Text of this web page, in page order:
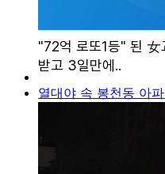
열대야 속 봉천동 아